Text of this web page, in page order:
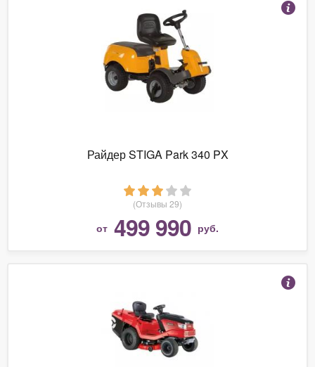
Райдер STIGA Park 340 PX
(Отзывы 29)
от 499 990 руб.